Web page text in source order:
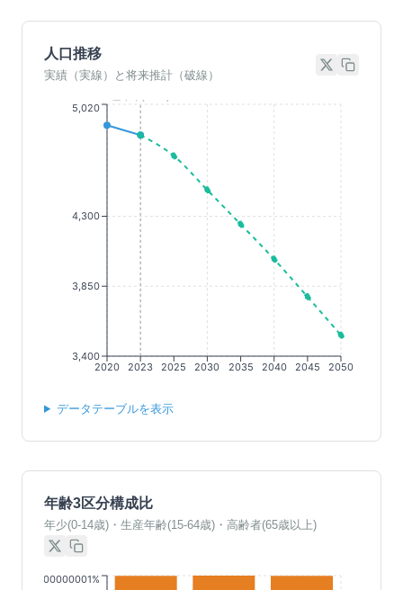
人口推移
実績（実線）と将来推計（破線）
2020 2023 2025 2030 2035 2040 2045 2050
3,400
3,850
4,300
5,020
データテーブルを表示
年齢3区分構成比
年少(0-14歳)・生産年齢(15-64歳)・高齢者(65歳以上)